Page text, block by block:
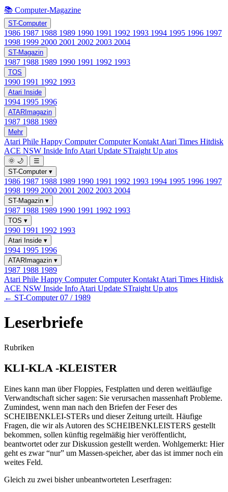
📚 Computer-Magazine
ST-Computer
1986 1987 1988 1989 1990 1991 1992 1993 1994 1995 1996 1997
1998 1999 2000 2001 2002 2003 2004
ST-Magazin
1987 1988 1989 1990 1991 1992 1993
TOS
1990 1991 1992 1993
Atari Inside
1994 1995 1996
ATARImagazin
1987 1988 1989
Mehr
Atari Phile Happy ComputerComputer Kontakt Atari Times Hitdisk
ACE NSW Inside Info Atari Update STraight Up atos
🌞 🌙
☰
ST-Computer ▾
1986 1987 1988 1989 1990 1991 1992 1993 1994 1995 1996 1997
1998 1999 2000 2001 2002 2003 2004
ST-Magazin ▾
1987 1988 1989 1990 1991 1992 1993
TOS ▾
1990 1991 1992 1993
Atari Inside ▾
1994 1995 1996
ATARImagazin ▾
1987 1988 1989
Atari Phile Happy ComputerComputer Kontakt Atari Times Hitdisk
ACE NSW Inside Info Atari Update STraight Up atos
← ST-Computer 07 / 1989
Leserbriefe
Rubriken
KLI-KLA -KLEISTER
Eines kann man über Floppies, Festplatten und deren weitläufige
Verwandtschaft sicher sagen: Sie verursachen massenhaft Probleme.
Zumindest, wenn man nach den Briefen der Feser des
SCHEIBENKLEI-STERs und dieser Zeitung urteilt. Häufige
Fragen, die wir als Autoren des SCHEIBENKLEISTERS gestellt
bekommen, sollen künftig regelmäßig hier veröffentlicht,
beantwortet oder zur Diskussion gestellt werden. Wohlgemerkt: Hier
geht es zwar “nur” um Massen-speicher, aber das ist immer noch ein
weites Feld.
Gleich zu zwei bisher unbeantworteten Leserfragen: